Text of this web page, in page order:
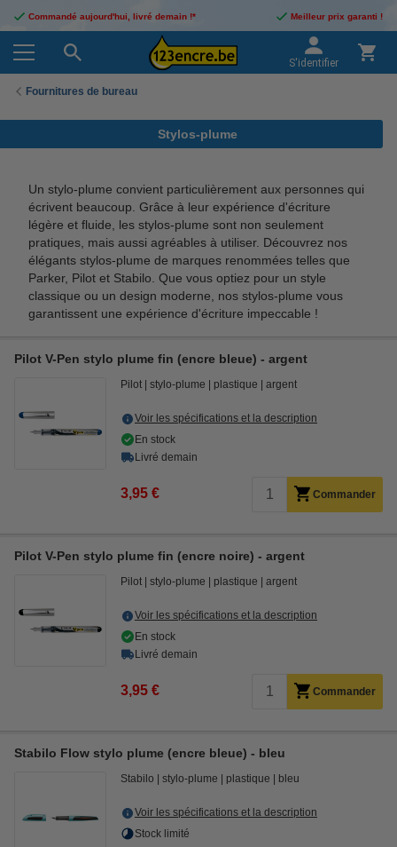
Commandé aujourd'hui, livré demain !* Meilleur prix garanti !
S'identifier
Fournitures de bureau
Stylos-plume
Un stylo-plume convient particulièrement aux personnes qui
écrivent beaucoup. Grâce à leur expérience d'écriture
légère et fluide, les stylos-plume sont non seulement
pratiques, mais aussi agréables à utiliser. Découvrez nos
élégants stylos-plume de marques renommées telles que
Parker, Pilot et Stabilo. Que vous optiez pour un style
classique ou un design moderne, nos stylos-plume vous
garantissent une expérience d'écriture impeccable !
Pilot V-Pen stylo plume fin (encre bleue) - argent
Pilot stylo-plume plastique argent
Voir les spécifications et la description
En stock
Livré demain
3,95 € Commander
Pilot V-Pen stylo plume fin (encre noire) - argent
Pilot stylo-plume plastique argent
Voir les spécifications et la description
En stock
Livré demain
3,95 € Commander
Stabilo Flow stylo plume (encre bleue) - bleu
Stabilo stylo-plume plastique bleu
Voir les spécifications et la description
Stock limité